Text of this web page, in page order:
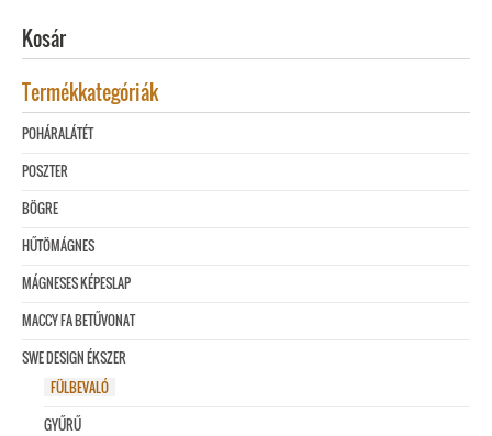
Kosár
Termékkategóriák
POHÁRALÁTÉT
POSZTER
BÖGRE
HŰTÖMÁGNES
MÁGNESES KÉPESLAP
MACCY FA BETŰVONAT
SWE DESIGN ÉKSZER
FÜLBEVALÓ
GYŰRŰ